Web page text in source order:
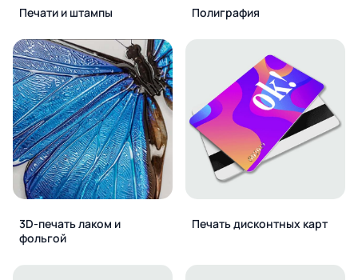
Печати и штампы Полиграфия
3D-печать лаком и
фольгой
Печать дисконтных карт